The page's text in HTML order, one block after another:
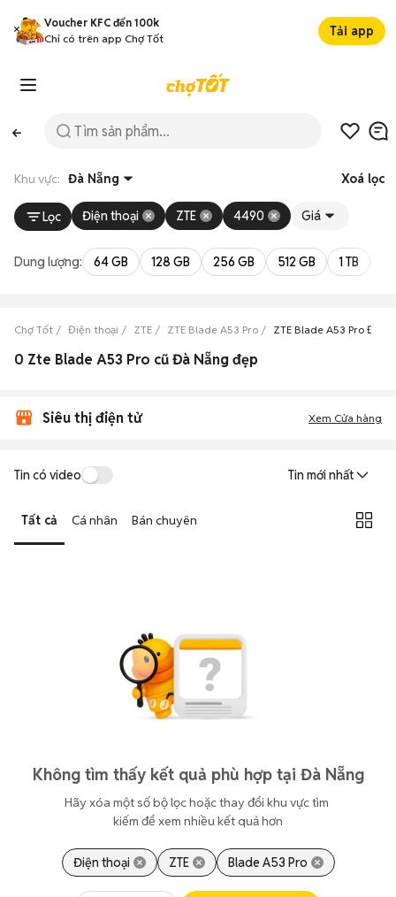
Voucher KFC đến 100k
Chỉ có trên app Chợ Tốt
Tải app
Khu vực: Đà Nẵng Xoá lọc
Lọc Điện thoại ZTE 4490 Giá
Dung lượng: 64 GB 128 GB 256 GB 512 GB 1 TB
Chợ Tốt Điện thoại ZTE ZTE Blade A53 Pro ZTE Blade A53 Pro Đà
0 Zte Blade A53 Pro cũ Đà Nẵng đẹp
Siêu thị điện tử Xem Cửa hàng
Tin có video Tin mới nhất
Tất cả Cá nhân Bán chuyên
Không tìm thấy kết quả phù hợp tại Đà Nẵng
Hãy xóa một số bộ lọc hoặc thay đổi khu vực tìm
kiếm để xem nhiều kết quả hơn
Điện thoại ZTE Blade A53 Pro